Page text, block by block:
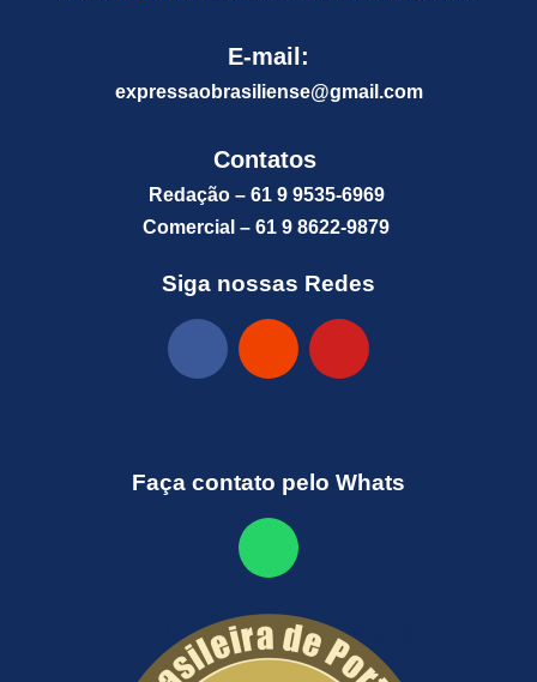
E-mail:
expressaobrasiliense@gmail.com
Contatos
Redação – 61 9 9535-6969
Comercial – 61 9 8622-9879
Siga nossas Redes
Faça contato pelo Whats